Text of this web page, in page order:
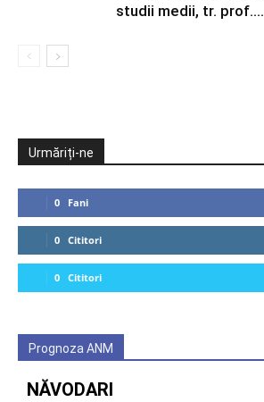
studii medii, tr. prof....
Urmăriți-ne
0 Fani
0 Cititori
0 Cititori
Prognoza ANM
NĂVODARI